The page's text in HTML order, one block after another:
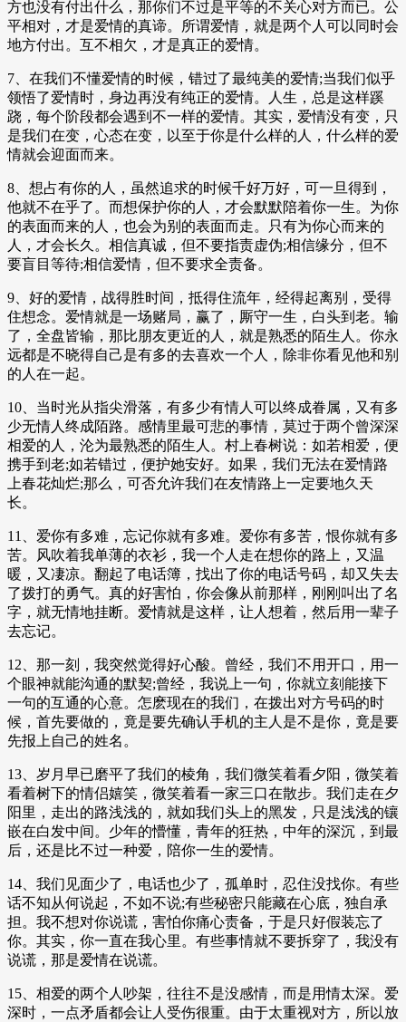
方也没有付出什么，那你们不过是平等的不关心对方而已。公
平相对，才是爱情的真谛。所谓爱情，就是两个人可以同时会
地方付出。互不相欠，才是真正的爱情。
7、在我们不懂爱情的时候，错过了最纯美的爱情;当我们似乎
领悟了爱情时，身边再没有纯正的爱情。人生，总是这样蹊
跷，每个阶段都会遇到不一样的爱情。其实，爱情没有变，只
是我们在变，心态在变，以至于你是什么样的人，什么样的爱
情就会迎面而来。
8、想占有你的人，虽然追求的时候千好万好，可一旦得到，
他就不在乎了。而想保护你的人，才会默默陪着你一生。为你
的表面而来的人，也会为别的表面而走。只有为你心而来的
人，才会长久。相信真诚，但不要指责虚伪;相信缘分，但不
要盲目等待;相信爱情，但不要求全责备。
9、好的爱情，战得胜时间，抵得住流年，经得起离别，受得
住想念。爱情就是一场赌局，赢了，厮守一生，白头到老。输
了，全盘皆输，那比朋友更近的人，就是熟悉的陌生人。你永
远都是不晓得自己是有多的去喜欢一个人，除非你看见他和别
的人在一起。
10、当时光从指尖滑落，有多少有情人可以终成眷属，又有多
少无情人终成陌路。感情里最可悲的事情，莫过于两个曾深深
相爱的人，沦为最熟悉的陌生人。村上春树说：如若相爱，便
携手到老;如若错过，便护她安好。如果，我们无法在爱情路
上春花灿烂;那么，可否允许我们在友情路上一定要地久天
长。
11、爱你有多难，忘记你就有多难。爱你有多苦，恨你就有多
苦。风吹着我单薄的衣衫，我一个人走在想你的路上，又温
暖，又凄凉。翻起了电话簿，找出了你的电话号码，却又失去
了拨打的勇气。真的好害怕，你会像从前那样，刚刚叫出了名
字，就无情地挂断。爱情就是这样，让人想着，然后用一辈子
去忘记。
12、那一刻，我突然觉得好心酸。曾经，我们不用开口，用一
个眼神就能沟通的默契;曾经，我说上一句，你就立刻能接下
一句的互通的心意。怎麽现在的我们，在拨出对方号码的时
候，首先要做的，竟是要先确认手机的主人是不是你，竟是要
先报上自己的姓名。
13、岁月早已磨平了我们的棱角，我们微笑着看夕阳，微笑着
看着树下的情侣嬉笑，微笑着看一家三口在散步。我们走在夕
阳里，走出的路浅浅的，就如我们头上的黑发，只是浅浅的镶
嵌在白发中间。少年的懵懂，青年的狂热，中年的深沉，到最
后，还是比不过一种爱，陪你一生的爱情。
14、我们见面少了，电话也少了，孤单时，忍住没找你。有些
话不知从何说起，不如不说;有些秘密只能藏在心底，独自承
担。我不想对你说谎，害怕你痛心责备，于是只好假装忘了
你。其实，你一直在我心里。有些事情就不要拆穿了，我没有
说谎，那是爱情在说谎。
15、相爱的两个人吵架，往往不是没感情，而是用情太深。爱
深时，一点矛盾都会让人受伤很重。由于太重视对方，所以放